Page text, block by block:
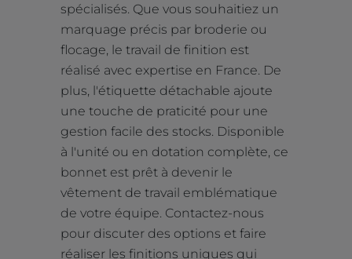
spécialisés. Que vous souhaitiez un
marquage précis par broderie ou
flocage, le travail de finition est
réalisé avec expertise en France. De
plus, l'étiquette détachable ajoute
une touche de praticité pour une
gestion facile des stocks. Disponible
à l'unité ou en dotation complète, ce
bonnet est prêt à devenir le
vêtement de travail emblématique
de votre équipe. Contactez-nous
pour discuter des options et faire
réaliser les finitions uniques qui